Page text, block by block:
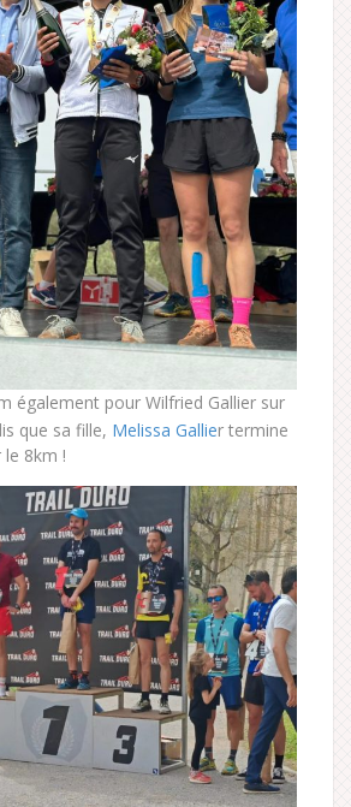
également pour Wilfried Gallier sur
que sa fille, Melissa Gallier termine
8km !